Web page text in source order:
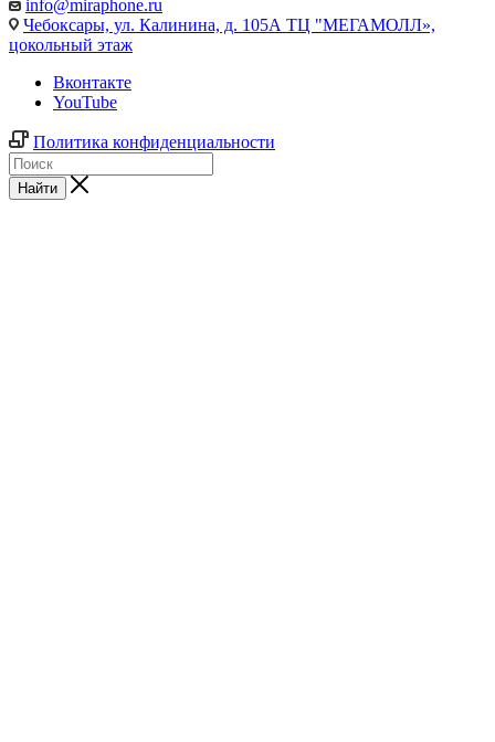
info@miraphone.ru
Чебоксары, ул. Калинина, д. 105А ТЦ "МЕГАМОЛЛ»,
цокольный этаж
Вконтакте
YouTube
Политика конфиденциальности
Найти